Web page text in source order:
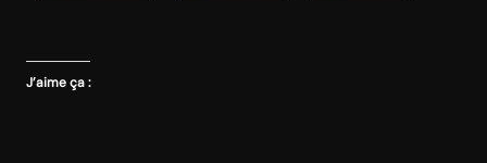
J’aime ça :